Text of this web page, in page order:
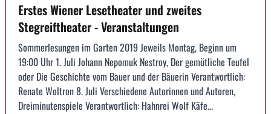
Erstes Wiener Lesetheater und zweites
Stegreiftheater - Veranstaltungen
Sommerlesungen im Garten 2019 Jeweils Montag, Beginn um
19:00 Uhr 1. Juli Johann Nepomuk Nestroy, Der gemütliche Teufel
oder Die Geschichte vom Bauer und der Bäuerin Verantwortlich:
Renate Woltron 8. Juli Verschiedene Autorinnen und Autoren,
Dreiminutenspiele Verantwortlich: Hahnrei Wolf Käfe...